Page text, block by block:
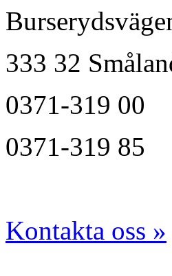
333 32
0371-319 00
0371-319 85
Kontakta oss »